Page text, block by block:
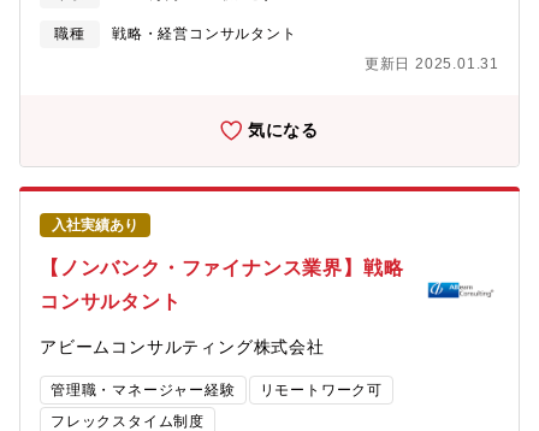
深く実践的な「デジタル×課題解決体験」を届ける「自治体向けイ
ノベーション人材育成プログラム」を全国で展開し始めていま
く、一つひとつの課題を「新しい事業」として生み出し、継続的
に解決していく。その強い決意を込めて、私たちは自らを「事業
開発事業部」と名付けています。
ることも実施しています。またコンサルティングの中でノウハウ
自体を基軸に置きつつ、コンサルタントに紐づいていたノウハウ
Strategy(CXO Advisory)のチームでは、全社戦略・ポートフォリ
をリードするCXOレベルと対峙し全社改革・次世代の事業創出な
どの企業の本質に関わるテーマを扱っていますので、大きな社会
インパクト・日本経済への貢献を考えられている方とお仕事をご
一緒できればと考えています。■仕事の魅力・外資系戦略ファーム
出身者を中心に、様々なスペシャリティを持ったエースクラス人
材との出会い・「6つのDon’t」を掲げ、真のClient Successの実
現、社会的インパクトを創出することにこだわる経営理念・勤務
時間・勤務場所・服装自由、スタートアップならではの風通しの
良い社風（長野や大阪在住のメンバーも在籍）・コンサルティン
ト等のSaaS型事業開発への参画機会■プロフェッショナルとして
のキャリアをサポートコンサルタントの基礎スキルだけでなく、
リーダーシップ研修や全社ワークショップなど圧倒的な成長スピ
ードを支える様々な研修プログラムをご用意しております。また
職種
戦略・経営コンサルタント
更新日 2025.01.31
気になる
入社実績あり
【ノンバンク・ファイナンス業界】戦略
コンサルタント
アビームコンサルティング株式会社
管理職・マネージャー経験
リモートワーク可
フレックスタイム制度